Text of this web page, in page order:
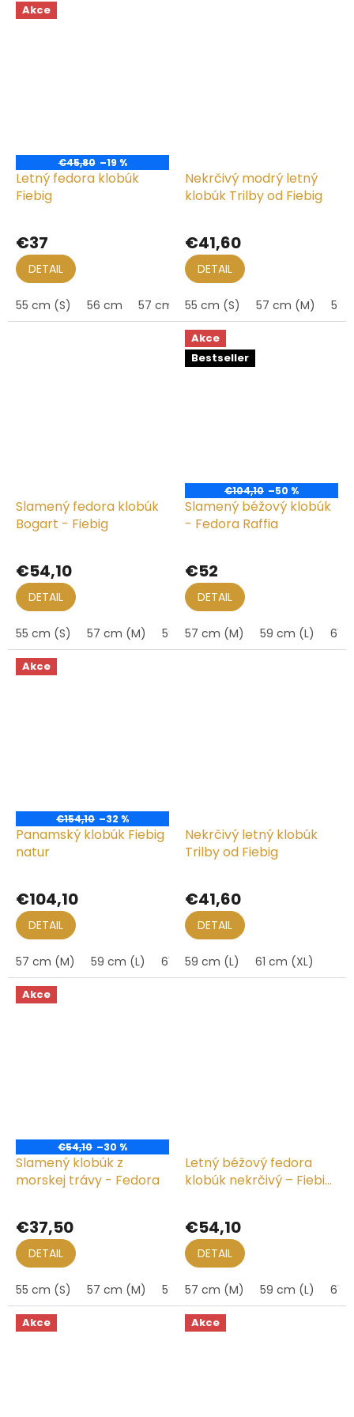
Akce
€45,80 –19 %
Letný fedora klobúk
Fiebig
€37
DETAIL
55 cm (S) 56 cm 57 cm (M) 58 cm 59 cm (L) 60
Nekrčivý modrý letný
klobúk Trilby od Fiebig
€41,60
DETAIL
55 cm (S) 57 cm (M) 59
Slamený fedora klobúk
Bogart - Fiebig
hodnotenie
produktu
je
5,0
5
hviezdičiek.
€54,10
DETAIL
55 cm (S) 57 cm (M) 59 cm (L) 61 cm (XL)
Akce
Bestseller
€104,10 –50 %
Slamený béžový klobúk
- Fedora Raffia
€52
DETAIL
57 cm (M) 59 cm (L) 61
Akce
€154,10 –32 %
Panamský klobúk Fiebig
natur
hodnotenie
produktu
je
5,0
5
hviezdičiek.
€104,10
DETAIL
57 cm (M) 59 cm (L) 61 cm (XL) 63 cm (XXL)
Nekrčivý letný klobúk
Trilby od Fiebig
hodnotenie
produktu
je
5,0
5
hviezdičiek.
€41,60
DETAIL
59 cm (L) 61 cm (XL)
Akce
€54,10 –30 %
Slamený klobúk z
morskej trávy - Fedora
hodnotenie
produktu
je
5,0
5
hviezdičiek.
€37,50
DETAIL
55 cm (S) 57 cm (M) 59 cm (L) 61 cm (XL)
Letný béžový fedora
klobúk nekrčivý – Fiebig
€54,10
DETAIL
57 cm (M) 59 cm (L) 61
Akce Akce